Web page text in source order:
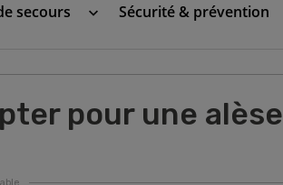
secours keyboard_arrow_down Sécurité & prévention
pour une alèse